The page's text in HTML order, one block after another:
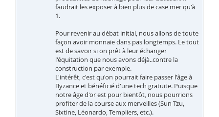
faudrait les exposer à bien plus de case mer qu'à
1.
Pour revenir au débat initial, nous allons de toute
façon avoir monnaie dans pas longtemps. Le tout
est de savoir si on prêt à leur échanger
l'équitation que nous avons déjà..contre la
construction par exemple.
L'intérêt, c'est qu'on pourrait faire passer l'âge à
Byzance et bénéficié d'une tech gratuite. Puisque
notre âge d'or est pour bientôt, nous pourrions
profiter de la course aux merveilles (Sun Tzu,
Sixtine, Léonardo, Templiers, etc.).